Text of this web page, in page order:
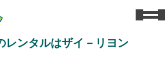
レンタルはザイ－リヨン